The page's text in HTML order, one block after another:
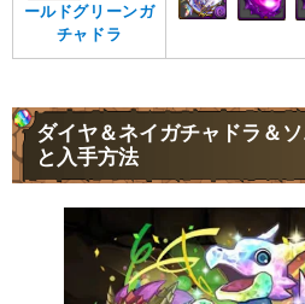
ールドグリーンガ
チャドラ
ダイヤ＆ネイガチャドラ＆
と入手方法